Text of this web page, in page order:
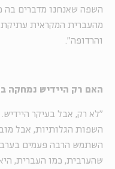
השפה שאנחנו מדברים בה
מהעברית המקראית עתיקת
והרדופה".
האם רק היידיש נמחקה
"לא רק, אבל בעיקר
השפות הגלותיות, אבל
השתמש הרבה פעמים
שהערבית, כמו העברית,